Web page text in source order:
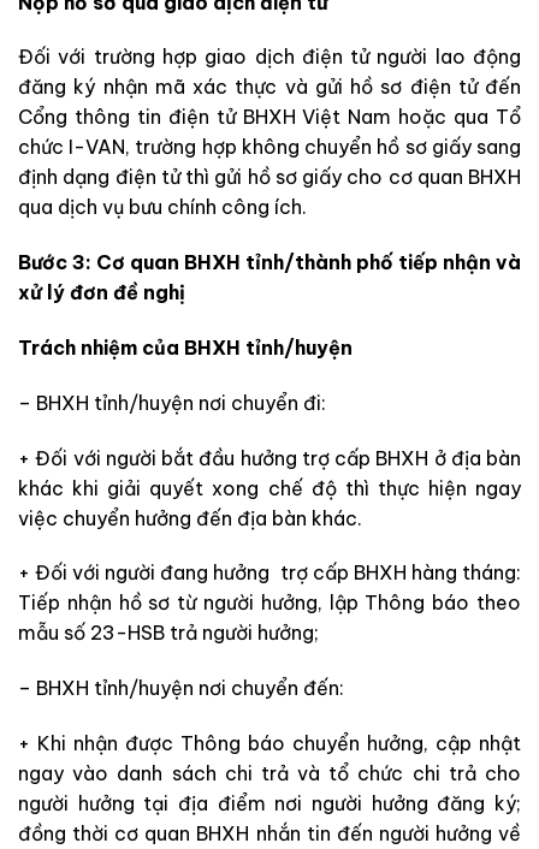
Đối với trường hợp giao dịch điện tử người lao động
đăng ký nhận mã xác thực và gửi hồ sơ điện tử đến
Cổng thông tin điện tử BHXH Việt Nam hoặc qua Tổ
chức I-VAN, trường hợp không chuyển hồ sơ giấy sang
định dạng điện tử thì gửi hồ sơ giấy cho cơ quan BHXH
qua dịch vụ bưu chính công ích.
Bước 3: Cơ quan BHXH tỉnh/thành phố tiếp nhận và
xử lý đơn đề nghị
Trách nhiệm của BHXH tỉnh/huyện
– BHXH tỉnh/huyện nơi chuyển đi:
+ Đối với người bắt đầu hưởng trợ cấp BHXH ở địa bàn
khác khi giải quyết xong chế độ thì thực hiện ngay
việc chuyển hưởng đến địa bàn khác.
+ Đối với người đang hưởng trợ cấp BHXH hàng tháng:
Tiếp nhận hồ sơ từ người hưởng, lập Thông báo theo
mẫu số 23-HSB trả người hưởng;
– BHXH tỉnh/huyện nơi chuyển đến:
+ Khi nhận được Thông báo chuyển hưởng, cập nhật
ngay vào danh sách chi trả và tổ chức chi trả cho
người hưởng tại địa điểm nơi người hưởng đăng ký;
đồng thời cơ quan BHXH nhắn tin đến người hưởng về